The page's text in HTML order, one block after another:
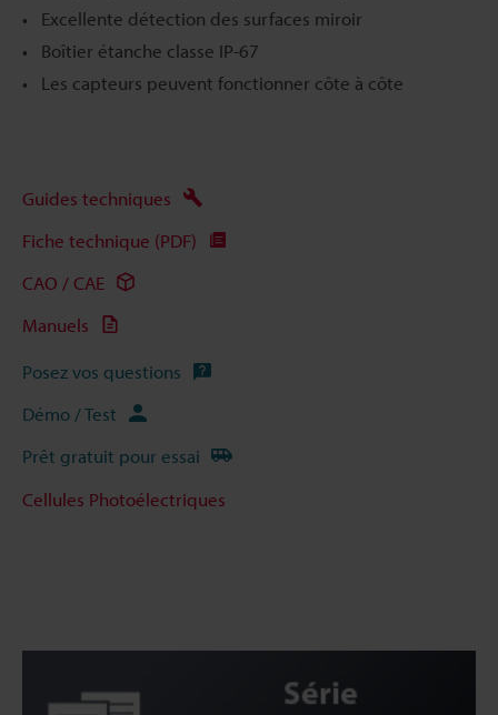
Excellente détection des surfaces miroir
Boîtier étanche classe IP-67
Les capteurs peuvent fonctionner côte à côte
Guides techniques
Fiche technique (PDF)
CAO / CAE
Manuels
Posez vos questions
Démo / Test
Prêt gratuit pour essai
Cellules Photoélectriques